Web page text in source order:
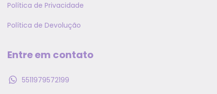
Política de Privacidade
Política de Devolução
Entre em contato
5511979572199